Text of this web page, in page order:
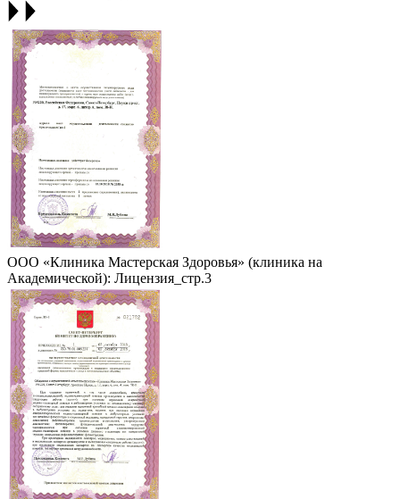
ООО «Клиника Мастерская Здоровья» (клиника на
Академической): Лицензия_стр.3